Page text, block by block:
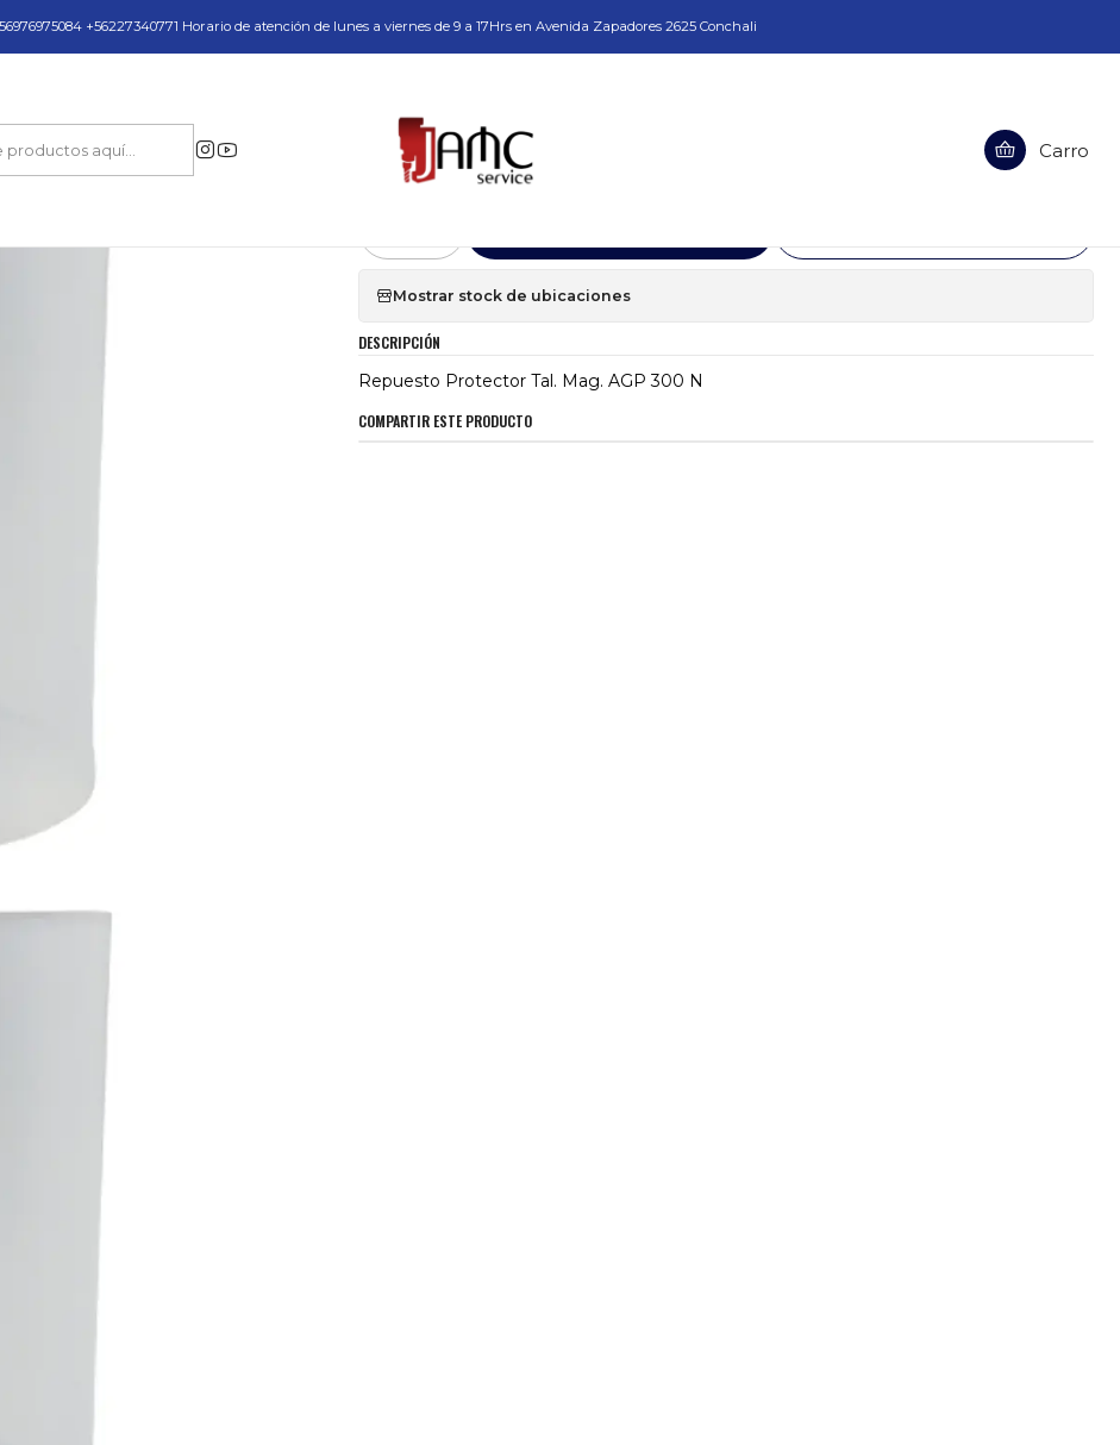
y Servicio Técnico
Carro
+56227340771 Horario de atención de lunes a viernes de 9 a 17Hrs en Avenida Zapadores 2625 Conchali
Repuesto Protector Tal. Mag. AGP 300 N
Mostrar stock de ubicaciones
DESCRIPCIÓN
Repuesto Protector Tal. Mag. AGP 300 N
COMPARTIR ESTE PRODUCTO